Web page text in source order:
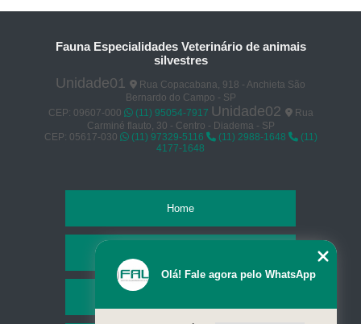
Fauna Especialidades Veterinário de animais
silvestres
Unidade01
Rua Copacabana, 918 - Anchieta São
Bernardo do Campo - SP
CEP: 09607-000
(11) 95054-7917 Unidade02
Rua
Carminé flauto, 30 - Centro - Diadema - SP
CEP: 05617-030
(11) 97329-5116 (11) 2988-1648
(11)
4177-1648
Home
Olá! Fale agora pelo WhatsApp